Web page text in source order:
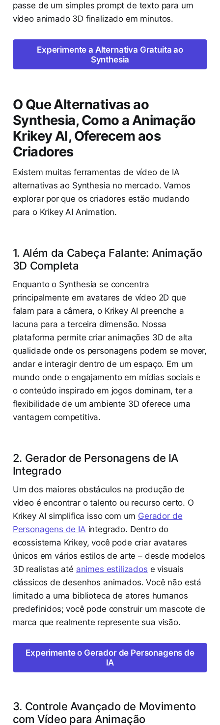
passe de um simples prompt de texto para um
vídeo animado 3D finalizado em minutos.
Experimente a Alternativa Gratuita ao
Synthesia
O Que Alternativas ao
Synthesia, Como a Animação
Krikey AI, Oferecem aos
Criadores
Existem muitas ferramentas de vídeo de IA
alternativas ao Synthesia no mercado. Vamos
explorar por que os criadores estão mudando
para o Krikey AI Animation.
1. Além da Cabeça Falante: Animação
3D Completa
Enquanto o Synthesia se concentra
principalmente em avatares de vídeo 2D que
falam para a câmera, o Krikey AI preenche a
lacuna para a terceira dimensão. Nossa
plataforma permite criar animações 3D de alta
qualidade onde os personagens podem se mover,
andar e interagir dentro de um espaço. Em um
mundo onde o engajamento em mídias sociais e
o conteúdo inspirado em jogos dominam, ter a
flexibilidade de um ambiente 3D oferece uma
vantagem competitiva.
2. Gerador de Personagens de IA
Integrado
Um dos maiores obstáculos na produção de
vídeo é encontrar o talento ou recurso certo. O
Krikey AI simplifica isso com um Gerador de
Personagens de IA integrado. Dentro do
ecossistema Krikey, você pode criar avatares
únicos em vários estilos de arte – desde modelos
3D realistas até animes estilizados e visuais
clássicos de desenhos animados. Você não está
limitado a uma biblioteca de atores humanos
predefinidos; você pode construir um mascote de
marca que realmente represente sua visão.
Experimente o Gerador de Personagens de
IA
3. Controle Avançado de Movimento
com Vídeo para Animação